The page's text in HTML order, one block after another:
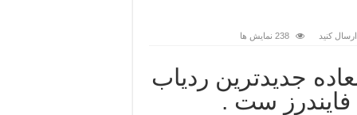
کنید 238 نمایش ها
جدیدترین ردیاب
ست .